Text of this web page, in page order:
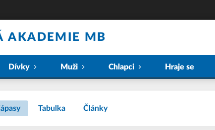
AKADEMIE MB
Dívky Muži Chlapci Hraje se
Tabulka Články